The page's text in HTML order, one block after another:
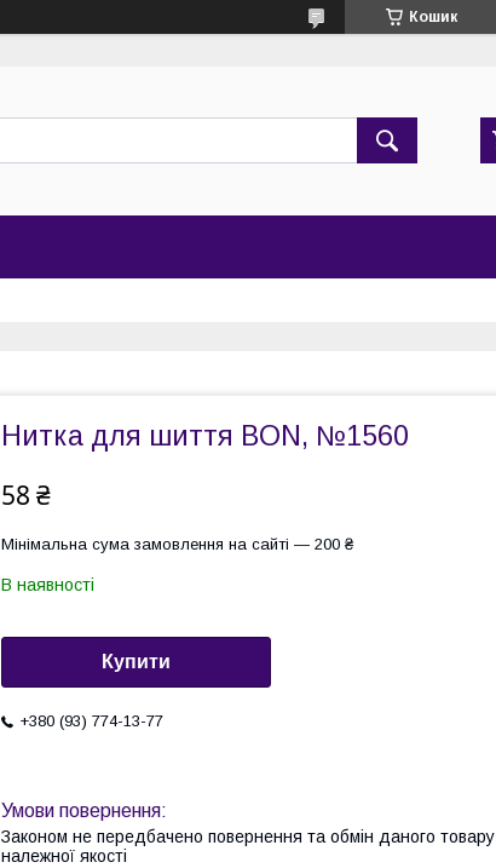
Кошик
Нитка для шиття BON, №1560
58 ₴
Мінімальна сума замовлення на сайті — 200 ₴
В наявності
Купити
+380 (93) 774-13-77
Законом не передбачено повернення та обмін даного товару
належної якості